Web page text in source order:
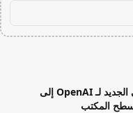
يصل الوضع الصوتي الجديد لـ OpenAI إلى